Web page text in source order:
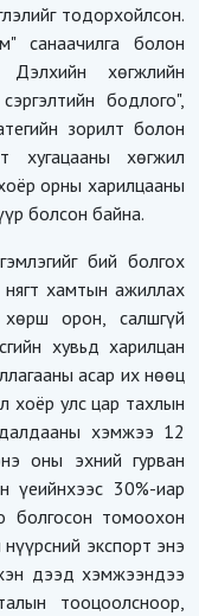
тодорхойлсон.
санаачилга болон
хөгжлийн
бодлого",
зорилт болон
хугацааны хөгжил
орны харилцааны
болсон байна.
бий болгох
хамтын ажиллах
орон, салшгүй
хувьд харилцан
асар их нөөц
хоёр улс цар тахлын
хэмжээ 12
оны эхний гурван
үеийнхээс 30%-иар
болгосон томоохон
экспорт энэ
дээд хэмжээндээ
тооцоолсноор,